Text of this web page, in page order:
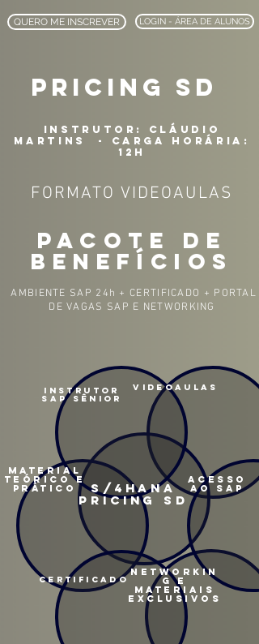
QUERO ME INSCREVER LOGIN - ÁREA DE ALUNOS
pricing sd
INSTRUTOR: cláudio
martins - carga horária:
12H
FORMATO VIDEOAULAS
PACOTE DE
BENEFÍCIOS
AMBIENTE SAP 24h + CERTIFICADO + PORTAL
DE VAGAS SAP E NETWORKING
INSTRUTOR
SAP SÊNIOR
VIDEOAULAS
S/4HANA
PRICING SD
material
teórico e
prático
networkin
g e
materiais
exclusivos
certificado
ACESSO
AO SAP